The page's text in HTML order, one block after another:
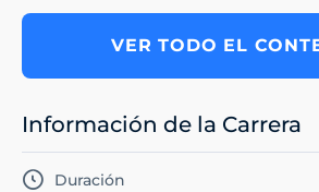
VER TODO EL
Información de la Carrera
Duración